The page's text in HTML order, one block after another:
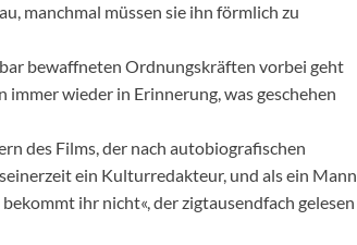
manchmal müssen sie ihn förmlich zu
bewaffneten Ordnungskräften vorbei geht
wieder in Erinnerung, was geschehen
des Films, der nach autobiografischen
ein Kulturredakteur, und als ein Mann
ihr nicht«, der zigtausendfach gelesen